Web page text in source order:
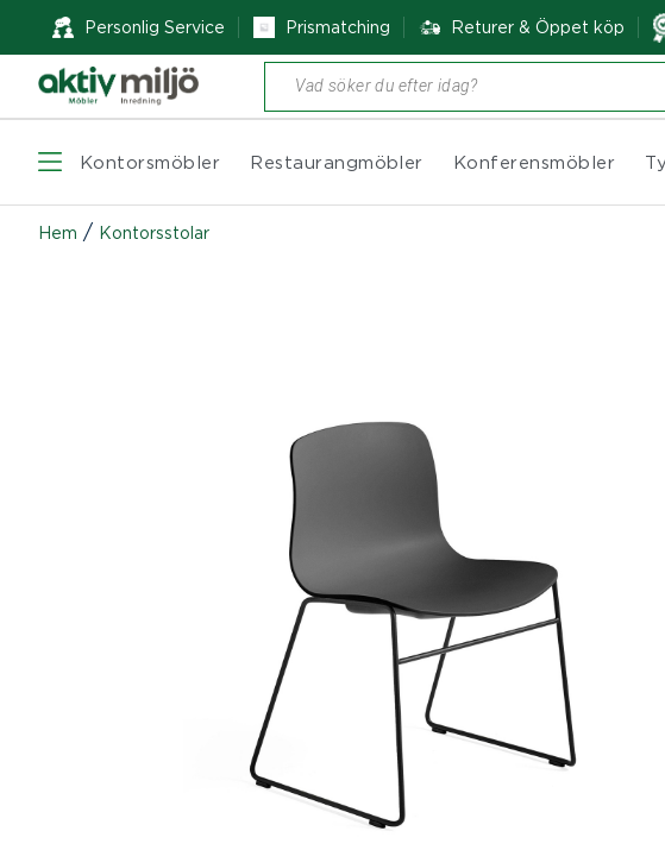
Personlig Service Prismatching Returer & Öppet köp
Produktsökning
Kontorsmöbler Restaurangmöbler Konferensmöbler
Hem / Kontorsstolar